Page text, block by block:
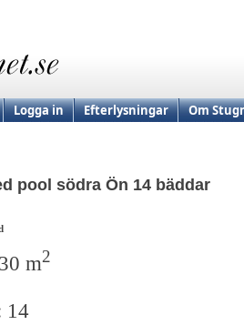
Logga in Efterlysningar Om
pool södra Ön 14 bäddar
m2
14